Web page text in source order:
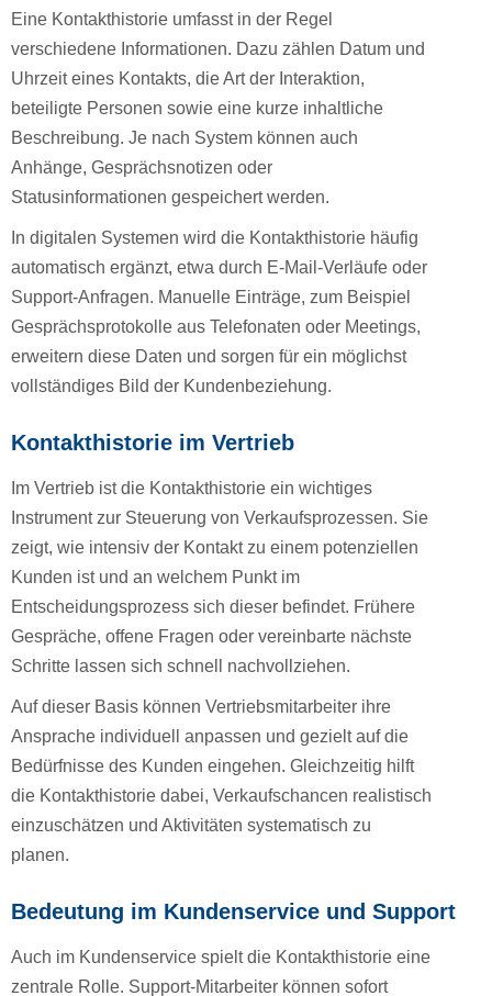
Eine Kontakthistorie umfasst in der Regel
verschiedene Informationen. Dazu zählen Datum und
Uhrzeit eines Kontakts, die Art der Interaktion,
beteiligte Personen sowie eine kurze inhaltliche
Beschreibung. Je nach System können auch
Anhänge, Gesprächsnotizen oder
Statusinformationen gespeichert werden.
In digitalen Systemen wird die Kontakthistorie häufig
automatisch ergänzt, etwa durch E-Mail-Verläufe oder
Support-Anfragen. Manuelle Einträge, zum Beispiel
Gesprächsprotokolle aus Telefonaten oder Meetings,
erweitern diese Daten und sorgen für ein möglichst
vollständiges Bild der Kundenbeziehung.
Kontakthistorie im Vertrieb
Im Vertrieb ist die Kontakthistorie ein wichtiges
Instrument zur Steuerung von Verkaufsprozessen. Sie
zeigt, wie intensiv der Kontakt zu einem potenziellen
Kunden ist und an welchem Punkt im
Entscheidungsprozess sich dieser befindet. Frühere
Gespräche, offene Fragen oder vereinbarte nächste
Schritte lassen sich schnell nachvollziehen.
Auf dieser Basis können Vertriebsmitarbeiter ihre
Ansprache individuell anpassen und gezielt auf die
Bedürfnisse des Kunden eingehen. Gleichzeitig hilft
die Kontakthistorie dabei, Verkaufschancen realistisch
einzuschätzen und Aktivitäten systematisch zu
planen.
Bedeutung im Kundenservice und Support
Auch im Kundenservice spielt die Kontakthistorie eine
zentrale Rolle. Support-Mitarbeiter können sofort